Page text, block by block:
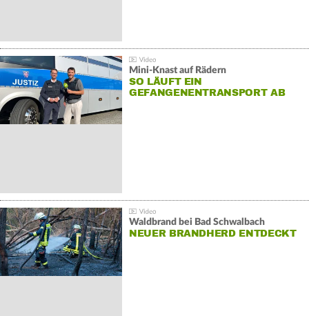
Mini-Knast auf Rädern
SO LÄUFT EIN
GEFANGENENTRANSPORT AB
Waldbrand bei Bad Schwalbach
NEUER BRANDHERD ENTDECKT